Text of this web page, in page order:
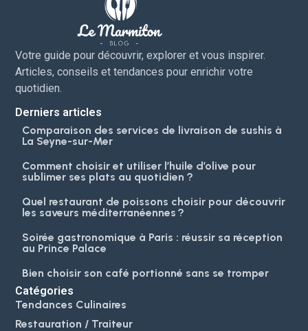
Votre guide pour découvrir, explorer et vous inspirer.
Articles, conseils et tendances pour enrichir votre
quotidien.
Derniers articles
Comparaison des services de livraison de sushis à
La Seyne-sur-Mer
Comment choisir et utiliser l’huile d’olive pour
sublimer ses plats au quotidien ?
Quel restaurant de poissons choisir pour découvrir
les saveurs méditerranéennes ?
Soirée gastronomique à Paris : réussir sa réception
au Prince Palace
Bien choisir son café portionné sans se tromper
Catégories
Tendances Culinaires
Restauration / Traiteur